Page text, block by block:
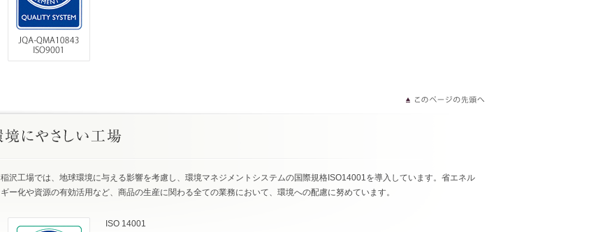
稲沢工場では、地球環境に与える影響を考慮し、環境マネジメントシステムの国際規格ISO14001を導入しています。省エネル
ギー化や資源の有効活用など、商品の生産に関わる全ての業務において、環境への配慮に努めています。
ISO 14001